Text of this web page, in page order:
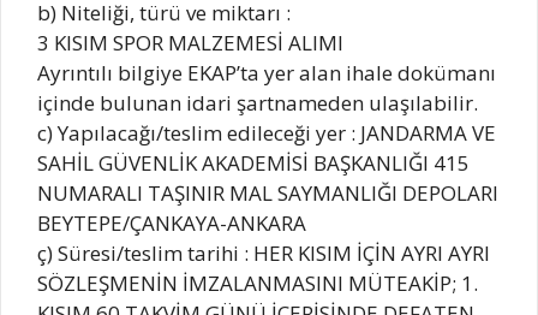
b) Niteliği, türü ve miktarı :
3 KISIM SPOR MALZEMESİ ALIMI
Ayrıntılı bilgiye EKAP’ta yer alan ihale dokümanı
içinde bulunan idari şartnameden ulaşılabilir.
c) Yapılacağı/teslim edileceği yer : JANDARMA VE
SAHİL GÜVENLİK AKADEMİSİ BAŞKANLIĞI 415
NUMARALI TAŞINIR MAL SAYMANLIĞI DEPOLARI
BEYTEPE/ÇANKAYA-ANKARA
ç) Süresi/teslim tarihi : HER KISIM İÇİN AYRI AYRI
SÖZLEŞMENİN İMZALANMASINI MÜTEAKİP; 1.